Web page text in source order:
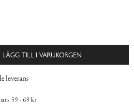
LÄGG TILL I VARUKORGEN
leverans
59 - 69 kr